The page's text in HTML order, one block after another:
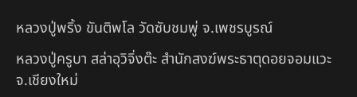
หลวงปู่พริ้ง ขันติพโล วัดซับชมพู่ จ.เพชรบูรณ์
หลวงปู่ครูบา สล่าอุวิจิ่งต๊ะ สำนักสงฆ์พระธาตุดอยจอมแวะ
จ.เชียงใหม่